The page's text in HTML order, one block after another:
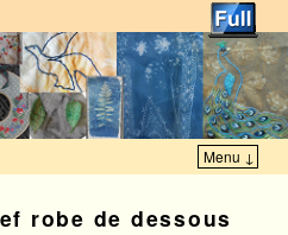
Menu ↓
robe de dessous